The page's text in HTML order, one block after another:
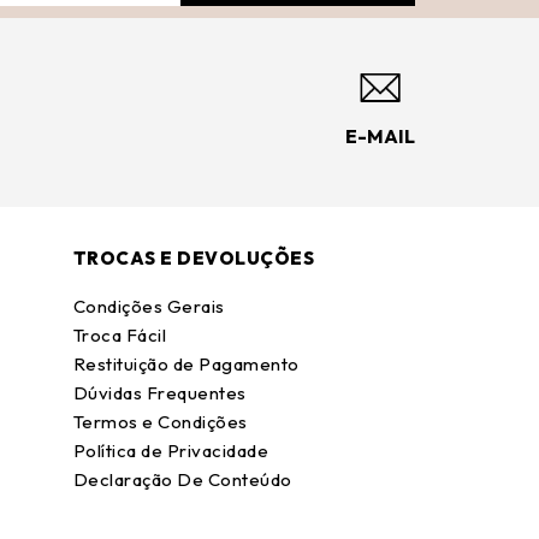
E-MAIL
TROCAS E DEVOLUÇÕES
Condições Gerais
Troca Fácil
Restituição de Pagamento
Dúvidas Frequentes
Termos e Condições
Política de Privacidade
Declaração De Conteúdo